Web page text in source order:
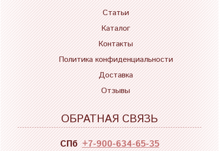
Статьи
Каталог
Контакты
Политика конфиденциальности
Доставка
Отзывы
ОБРАТНАЯ СВЯЗЬ
СПб +7-900-634-65-35